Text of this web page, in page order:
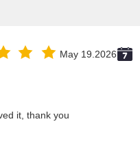
May 19.2026
it, thank you.